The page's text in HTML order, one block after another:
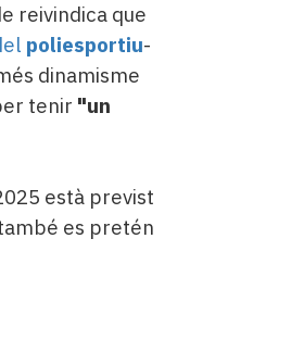
reivindica que
poliesportiu-
dinamisme
tenir "un
està previst
es pretén